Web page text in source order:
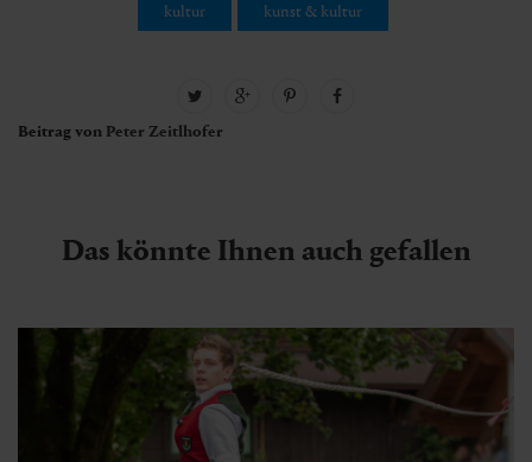
kultur kunst & kultur
Beitrag von Peter Zeitlhofer
Das könnte Ihnen auch gefallen